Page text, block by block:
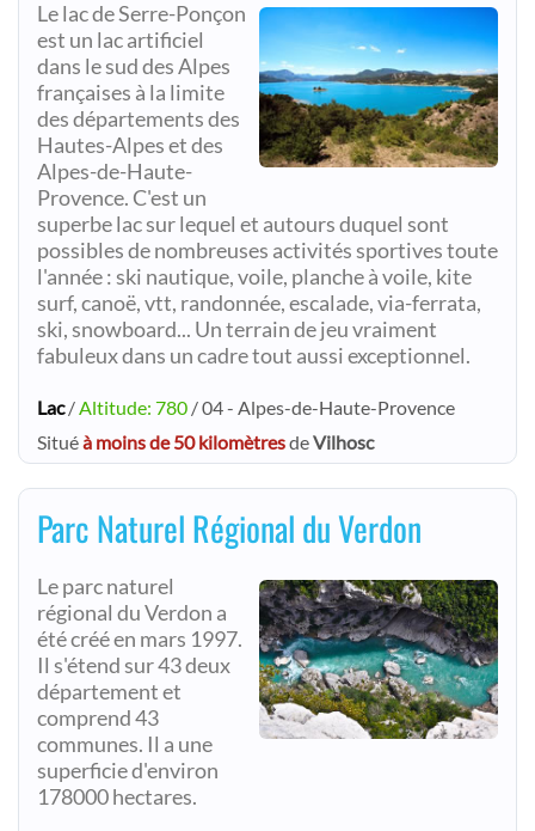
Le lac de Serre-Ponçon
est un lac artificiel
dans le sud des Alpes
françaises à la limite
des départements des
Hautes-Alpes et des
Alpes-de-Haute-
Provence. C'est un
superbe lac sur lequel et autours duquel sont
possibles de nombreuses activités sportives toute
l'année : ski nautique, voile, planche à voile, kite
surf, canoë, vtt, randonnée, escalade, via-ferrata,
ski, snowboard... Un terrain de jeu vraiment
fabuleux dans un cadre tout aussi exceptionnel.
Lac/Altitude: 780 / 04 - Alpes-de-Haute-Provence
Situéà moins de 50 kilomètresdeVilhosc
Parc Naturel Régional du Verdon
Le parc naturel
régional du Verdon a
été créé en mars 1997.
Il s'étend sur 43 deux
département et
comprend 43
communes. Il a une
superficie d'environ
178000 hectares.